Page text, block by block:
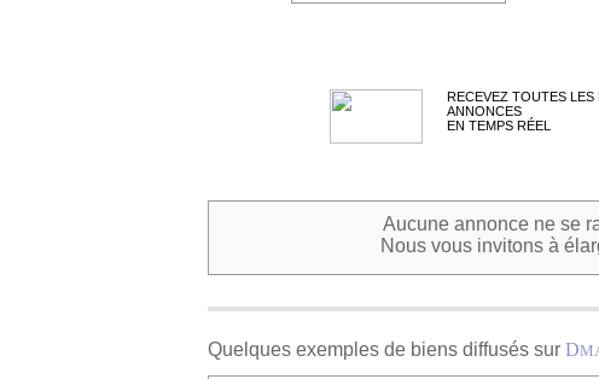
RECEVEZ TOUTES LES
ANNONCES
EN TEMPS RÉEL
Aucune annonce ne se
Nous vous invitons à
Quelques exemples de biens diffusés sur D